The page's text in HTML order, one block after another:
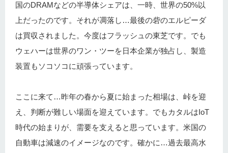
国のDRAMなどの半導体シェアは、一時、世界の50%以
上だったのです。それが凋落し…最後の砦のエルピーダ
は買収されました。今度はフラッシュの東芝です。でも
ウェハーは世界のワン・ツーを日本企業が独占し、製造
装置もソコソコに頑張っています。
ここに来て…昨年の春から夏に始まった相場は、峠を迎
え、判断が難しい場面を迎えています。でもカタルはIoT
時代の始まりが、需要を支えると思っています。米国の
自動車は減速のイメージなのです。確かに…過去最高水